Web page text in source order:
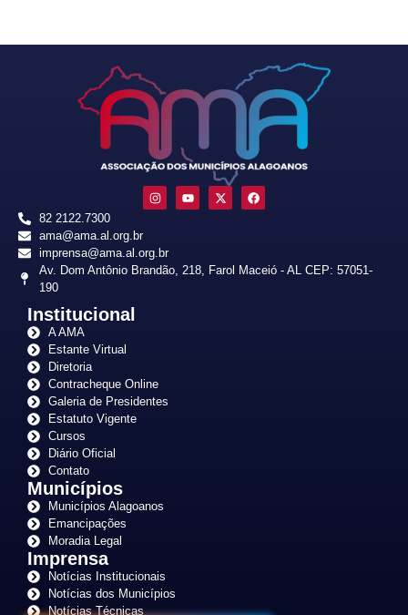
82 2122.7300
ama@ama.al.org.br
imprensa@ama.al.org.br
Av. Dom Antônio Brandão, 218, Farol Maceió - AL CEP: 57051-
190
Institucional
A AMA
Estante Virtual
Diretoria
Contracheque Online
Galeria de Presidentes
Estatuto Vigente
Cursos
Diário Oficial
Contato
Municípios
Municípios Alagoanos
Emancipações
Moradia Legal
Imprensa
Notícias Institucionais
Notícias dos Municípios
Notícias Técnicas